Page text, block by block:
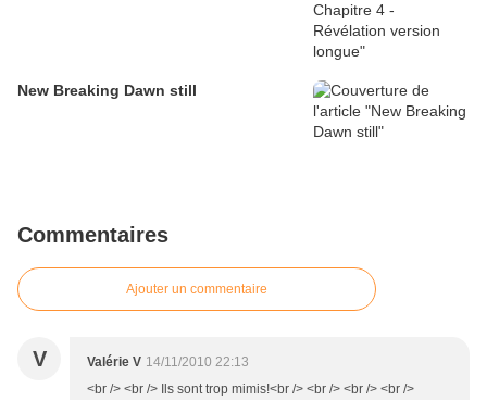
New Breaking Dawn still
Commentaires
Ajouter un commentaire
V Valérie V 14/11/2010 22:13
<br /> <br /> Ils sont trop mimis!<br /> <br /> <br /> <br />